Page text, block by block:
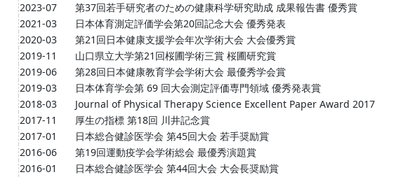
2023-07
第37回若手研究者のための健康科学研究助成 成果報告書 優秀賞
2021-03
日本体育測定評価学会第20回記念大会 優秀発表
2020-03
第21回日本健康支援学会年次学術大会 大会優秀賞
2019-11
山口県立大学第21回桜圃学術三賞 桜圃研究賞
2019-06
第28回日本健康教育学会学術大会 最優秀学会賞
2019-03
日本体育学会第 69 回大会測定評価専門領域 優秀発表賞
2018-03
Journal of Physical Therapy Science Excellent Paper Award 2017
2017-11
厚生の指標 第18回 川井記念賞
2017-01
日本総合健診医学会 第45回大会 若手奨励賞
2016-06
第19回運動疫学会学術総会 最優秀演題賞
2016-01
日本総合健診医学会 第44回大会 大会長奨励賞